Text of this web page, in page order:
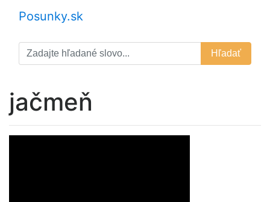
Posunky.sk
Hľadať
jačmeň